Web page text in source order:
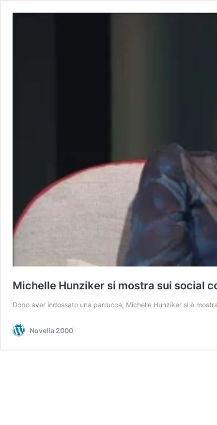
Michelle Hunziker si mostra sui social
Dopo aver indossato una parrucca, Michelle Hunziker si è
Novella 2000